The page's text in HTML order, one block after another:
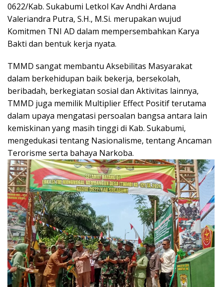
0622/Kab. Sukabumi Letkol Kav Andhi Ardana
Valeriandra Putra, S.H., M.Si. merupakan wujud
Komitmen TNI AD dalam mempersembahkan Karya
Bakti dan bentuk kerja nyata.
TMMD sangat membantu Aksebilitas Masyarakat
dalam berkehidupan baik bekerja, bersekolah,
beribadah, berkegiatan sosial dan Aktivitas lainnya,
TMMD juga memilik Multiplier Effect Positif terutama
dalam upaya mengatasi persoalan bangsa antara lain
kemiskinan yang masih tinggi di Kab. Sukabumi,
mengedukasi tentang Nasionalisme, tentang Ancaman
Terorisme serta bahaya Narkoba.